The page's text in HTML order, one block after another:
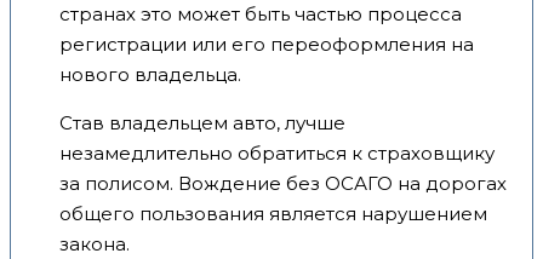
странах это может быть частью процесса
регистрации или его переоформления на
нового владельца.
Став владельцем авто, лучше
незамедлительно обратиться к страховщику
за полисом. Вождение без ОСАГО на дорогах
общего пользования является нарушением
закона.